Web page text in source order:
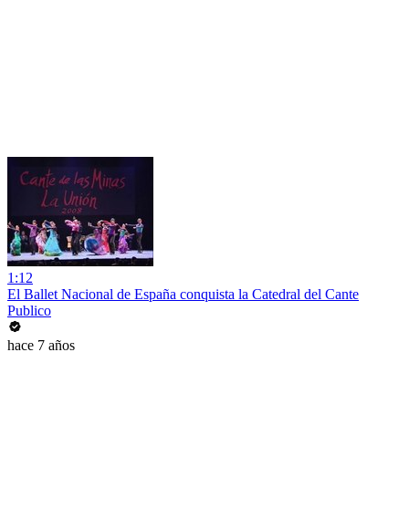
1:12
El Ballet Nacional de España conquista la Catedral del Cante
Publico
hace 7 años